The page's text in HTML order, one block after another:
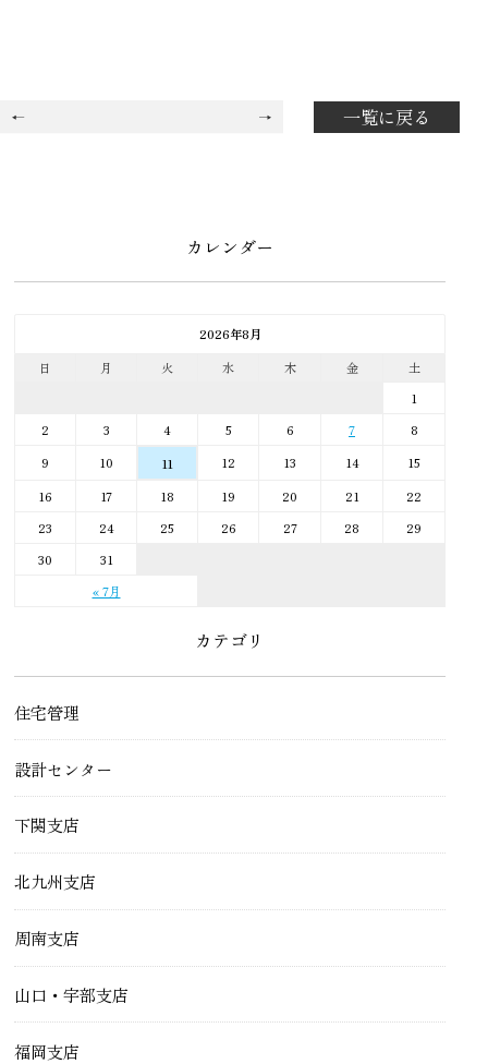
一覧に戻る
カレンダー
2026年8月
日
月 火 水 木 金 土
« 7月
1
2
3 4 5 6 7
8
9
10 11 12 13 14
15
16
17 18 19 20 21
22
23
24 25 26 27 28
29
30
31
カテゴリ
住宅管理
設計センター
下関支店
北九州支店
周南支店
山口・宇部支店
福岡支店